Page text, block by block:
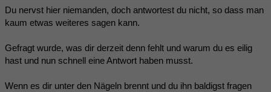
Du nervst hier niemanden, doch antwortest du nicht, so dass man
kaum etwas weiteres sagen kann.
Gefragt wurde, was dir derzeit denn fehlt und warum du es eilig
hast und nun schnell eine Antwort haben musst.
Wenn es dir unter den Nägeln brennt und du ihn baldigst fragen